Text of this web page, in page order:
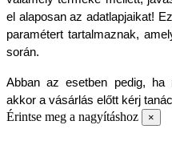
el alaposan az adatlapjaikat!
paramétert tartalmaznak,
során.
Abban az esetben pedig, ha
akkor a vásárlás előtt kérj
Érintse meg a nagyításhoz ×